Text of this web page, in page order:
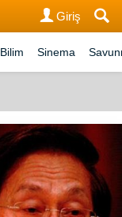
Giriş
Bilim Sinema